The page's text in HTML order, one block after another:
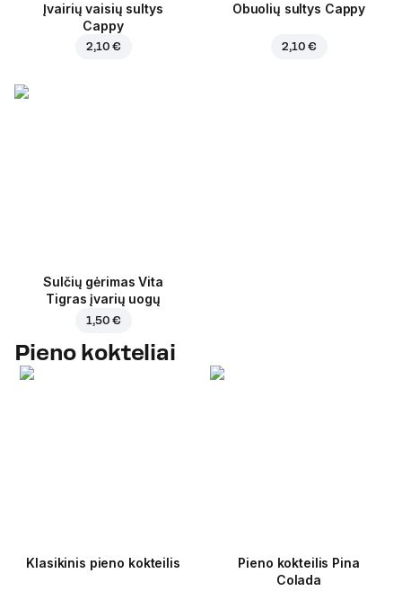
Įvairių vaisių sultys
Cappy
2,10 €
Obuolių sultys Cappy
2,10 €
Sulčių gėrimas Vita
Tigras įvarių uogų
1,50 €
Pieno kokteliai
Klasikinis pieno kokteilis
Pieno kokteilis Pina
Colada